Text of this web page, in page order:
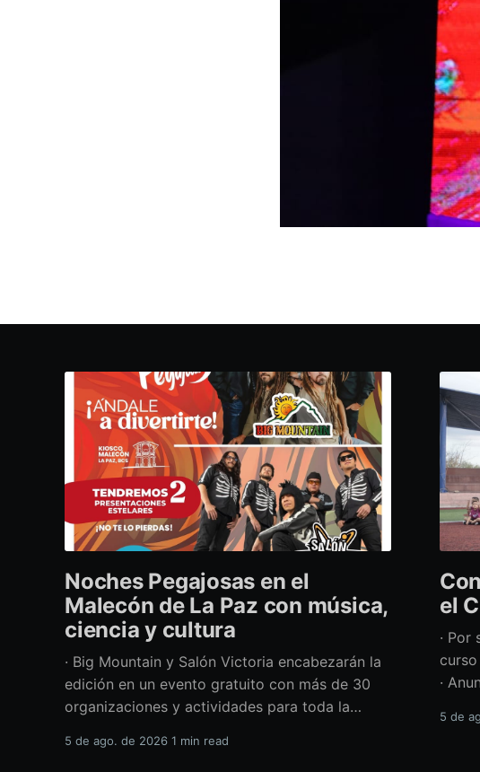
Noches Pegajosas en el
Malecón de La Paz con música,
ciencia y cultura
· Big Mountain y Salón Victoria encabezarán la
edición en un evento gratuito con más de 30
organizaciones y actividades para toda la
en vivo, divulgación científica y actividades
5 de ago. de 2026 1 min read
el
·
·
5 de